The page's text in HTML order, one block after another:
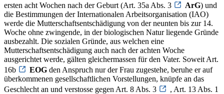
ersten acht Wochen nach der Geburt (Art. 35a Abs. 3 ArG) und
die Bestimmungen der Internationalen Arbeitsorganisation (IAO)
werde die Mutterschaftsentschädigung von der neunten bis zur 14.
Woche ohne zwingende, in der biologischen Natur liegende Gründe
ausbezahlt. Die sozialen Gründe, aus welchen eine
Mutterschaftsentschädigung auch nach der achten Woche
ausgerichtet werde, gälten gleichermassen für den Vater. Soweit Art.
16b
EOG den Anspruch nur der Frau zugestehe, beruhe er auf
überkommenen gesellschaftlichen Vorstellungen, knüpfe an das
Geschlecht an und verstosse gegen Art. 8 Abs. 3
, Art. 13 Abs. 1